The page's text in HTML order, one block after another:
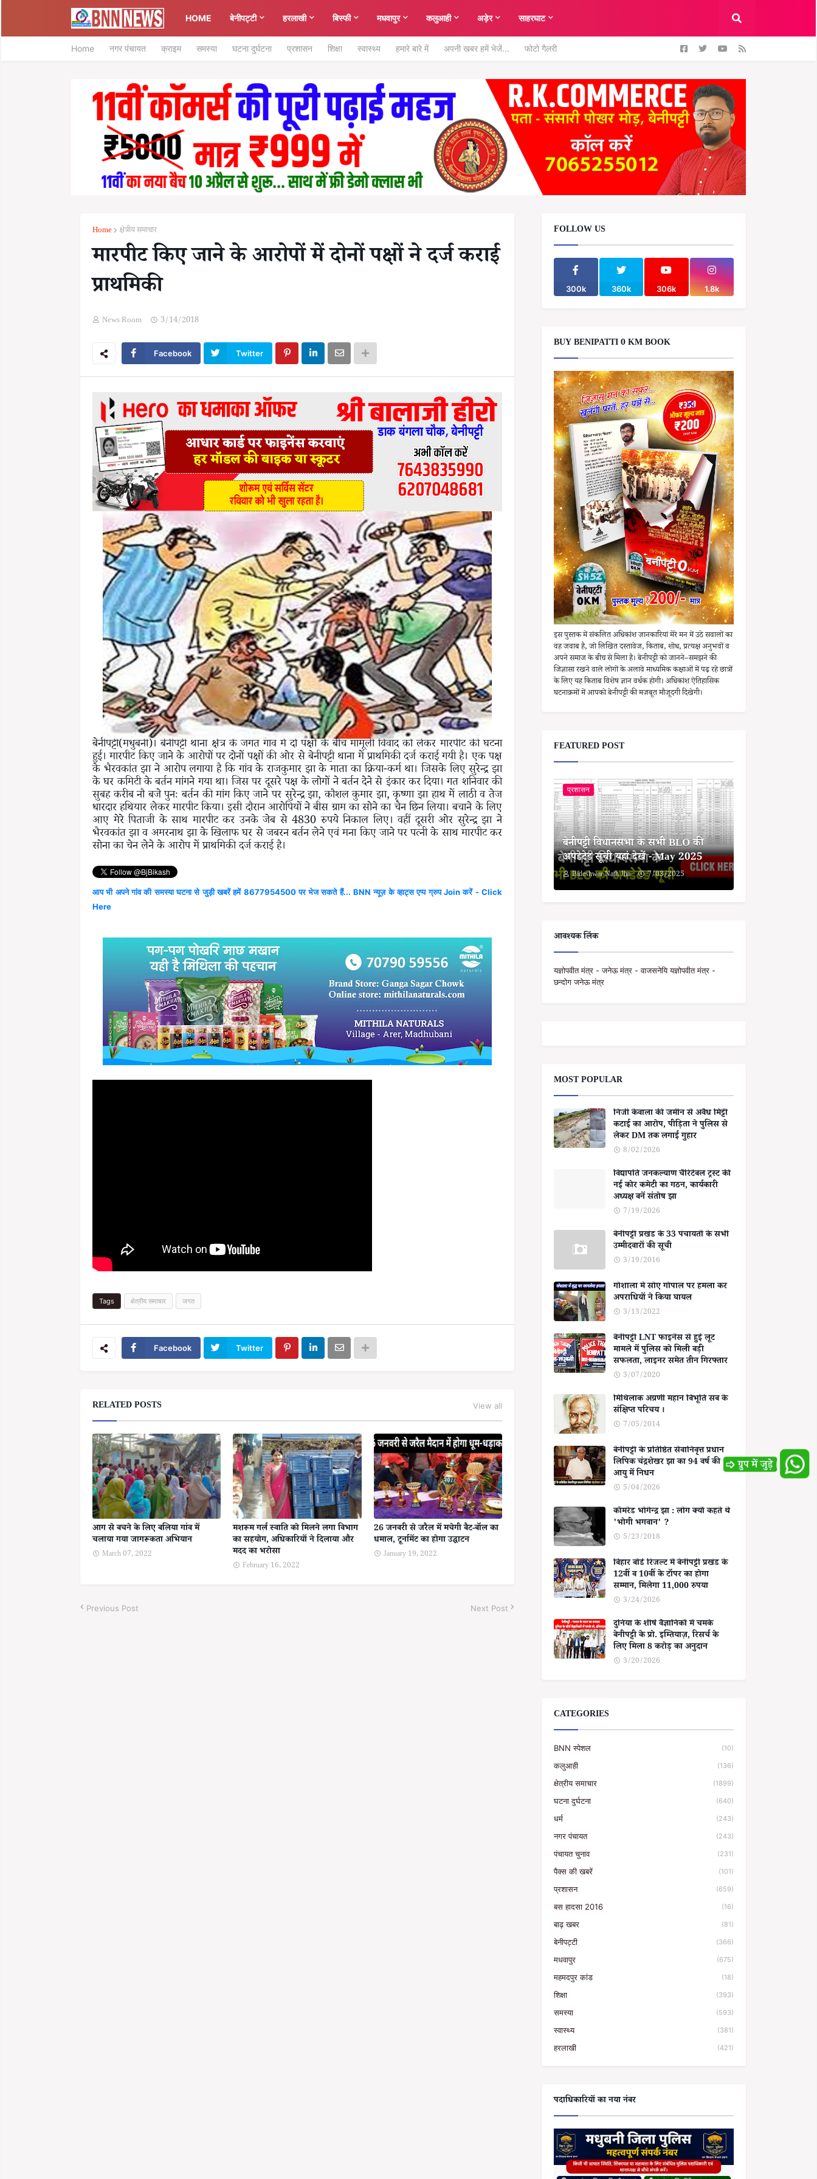
HOME बेनीपट्टी हरलाखी बिस्फी मधवापुर कलुआही अड़ेर साहरघाट
Home नगर पंचायत क्राइम समस्या घटना दुर्घटना प्रशासन शिक्षा स्वास्थ्य हमारे बारे में अपनी खबर हमें भेजें... फोटो गैलरी
Home क्षेत्रीय समाचार
मारपीट किए जाने के आरोपों में दोनों पक्षों ने दर्ज कराई
प्राथमिकी
News Room 3/14/2018
Facebook Twitter
बेनीपट्टी(मधुबनी)। बेनीपट्टी थाना क्षेत्र के जगत गांव में दो पक्षों के बीच मामूली विवाद को लेकर मारपीट की घटना
हुई। मारपीट किए जाने के आरोपों पर दोनों पक्षों की ओर से बेनीपट्टी थाना में प्राथमिकी दर्ज कराई गयी है। एक पक्ष
के भैरवकांत झा ने आरोप लगाया है कि गांव के राजकुमार झा के माता का क्रिया-कर्म था। जिसके लिए सुरेन्द्र झा
के घर कमिटी के बर्तन मांगने गया था। जिस पर दूसरे पक्ष के लोगों ने बर्तन देने से इंकार कर दिया। गत शनिवार की
सुबह करीब नौ बजे पुनः बर्तन की मांग किए जाने पर सुरेन्द्र झा, कौशल कुमार झा, कृष्णा झा हाथ में लाठी व तेज
धारदार हथियार लेकर मारपीट किया। इसी दौरान आरोपियों ने बीस ग्राम का सोने का चेन छिन लिया। बचाने के लिए
आए मेरे पिताजी के साथ मारपीट कर उनके जेब से 4830 रुपये निकाल लिए। वहीं दूसरी ओर सुरेन्द्र झा ने
भैरवकांत झा व अमरनाथ झा के खिलाफ घर से जबरन बर्तन लेने एवं मना किए जाने पर पत्नी के साथ मारपीट कर
सोना का चेन लेने के आरोप में प्राथमिकी दर्ज कराई है।
आप भी अपने गांव की समस्या घटना से जुड़ी खबरें हमें 8677954500 पर भेज सकते हैं... BNN न्यूज़ के व्हाट्स एप्प ग्रुप Join करें - Click
Here
Tags क्षेत्रीय समाचार जगत
Facebook Twitter
RELATED POSTS View all
आग से बचने के लिए बलिया गांव में
चलाया गया जागरूकता अभियान
March 07, 2022
मशरूम गर्ल स्वाति को मिलने लगा विभाग
का सहयोग, अधिकारियों ने दिलाया और
मदद का भरोसा
February 16, 2022
26 जनवरी से जरैल में मचेगी बैट-बॉल का
धमाल, टूर्नामेंट का होगा उद्घाटन
January 19, 2022
Previous Post Next Post
FOLLOW US
300k 360k 306k 1.8k
BUY BENIPATTI 0 KM BOOK
इस पुस्तक में संकलित अधिकांश जानकारियां मेरे मन में उठे सवालों का
वह जवाब है, जो लिखित दस्तावेज, किताब, शोध, प्रत्यक्ष अनुभवों व
अपने समाज के बीच से मिला है। बेनीपट्टी को जानने–समझने की
जिज्ञासा रखने वाले लोगों के अलावे माध्यमिक कक्षाओं में पढ़ रहे छात्रों
के लिए यह किताब विशेष ज्ञान वर्धक होगी। अधिकांश ऐतिहासिक
घटनाक्रमों में आपको बेनीपट्टी की मजबूत मौजूदगी दिखेगी।
FEATURED POST
प्रशासन
बेनीपट्टी विधानसभा के सभी BLO की
अपडेटेड सूची यहां देखें - May 2025
Bideshwar Nath Jha 7/03/2025
आवश्यक लिंक
यज्ञोपवीत मंत्र - जनेऊ मंत्र - वाजसनेयि यज्ञोपवीत मंत्र -
छन्दोग जनेऊ मंत्र
MOST POPULAR
निजी केवाला की जमीन से अवैध मिट्टी
कटाई का आरोप, पीड़िता ने पुलिस से
लेकर DM तक लगाई गुहार
8/02/2026
विद्यापति जनकल्याण चैरिटेबल ट्रस्ट की
नई कोर कमेटी का गठन, कार्यकारी
अध्यक्ष बनें संतोष झा
7/19/2026
बेनीपट्टी प्रखंड के 33 पंचायतों के सभी
उम्मीदवारों की सूची
3/19/2016
गोशाला में सोए गोपाल पर हमला कर
अपराधियों ने किया घायल
3/13/2022
बेनीपट्टी LNT फाइनेंस से हुई लूट
मामले में पुलिस को मिली बड़ी
सफलता, लाइनर समेत तीन गिरफ्तार
3/07/2020
मिथिलाक अग्रणी महान बिभूति सब के
संक्षिप्त परिचय ।
7/05/2014
बेनीपट्टी के प्रतिष्ठित सेवानिवृत्त प्रधान
लिपिक चंद्रशेखर झा का 94 वर्ष की
आयु में निधन
5/04/2026
कॉमरेड भोगेन्द्र झा : लोग क्यों कहते थे
'भोगी भगवान' ?
5/23/2018
बिहार बोर्ड रिजल्ट में बेनीपट्टी प्रखंड के
12वीं व 10वीं के टॉपर का होगा
सम्मान, मिलेगा 11,000 रुपया
3/24/2026
दुनिया के शीर्ष वैज्ञानिकों में चमके
बेनीपट्टी के प्रो. इम्तियाज़, रिसर्च के
लिए मिला 8 करोड़ का अनुदान
3/20/2026
CATEGORIES
BNN स्पेशल (10)
कलुआही (136)
क्षेत्रीय समाचार (1899)
घटना दुर्घटना (640)
धर्म (243)
नगर पंचायत (243)
पंचायत चुनाव (231)
पैक्स की खबरें (101)
प्रशासन (659)
बस हादसा 2016 (16)
बाढ़ खबर (81)
बेनीपट्टी (366)
मधवापुर (675)
महमदपुर कांड (18)
शिक्षा (393)
समस्या (593)
स्वास्थ्य (381)
हरलाखी (421)
पदाधिकारियों का नया नंबर